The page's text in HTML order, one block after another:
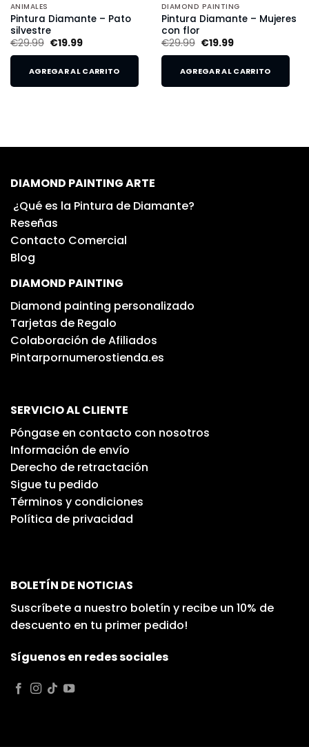
ANIMALES
Pintura Diamante – Pato
silvestre
€29.99 €19.99
AGREGAR AL CARRITO
DIAMOND PAINTING
Pintura Diamante – Mujeres
con flor
€29.99 €19.99
AGREGAR AL CARRITO
DIAMOND PAINTING ARTE
¿Qué es la Pintura de Diamante?
Reseñas
Contacto Comercial
Blog
DIAMOND PAINTING
Diamond painting personalizado
Tarjetas de Regalo
Colaboración de Afiliados
Pintarpornumerostienda.es
SERVICIO AL CLIENTE
Póngase en contacto con nosotros
Información de envío
Derecho de retractación
Sigue tu pedido
Términos y condiciones
Política de privacidad
BOLETÍN DE NOTICIAS
Suscríbete a nuestro boletín y recibe un 10% de
descuento en tu primer pedido!
Síguenos en redes sociales